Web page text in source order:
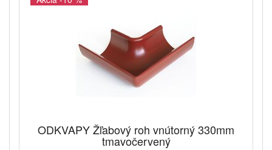
ODKVAPY Žľabový roh vnútorný 330mm
tmavočervený